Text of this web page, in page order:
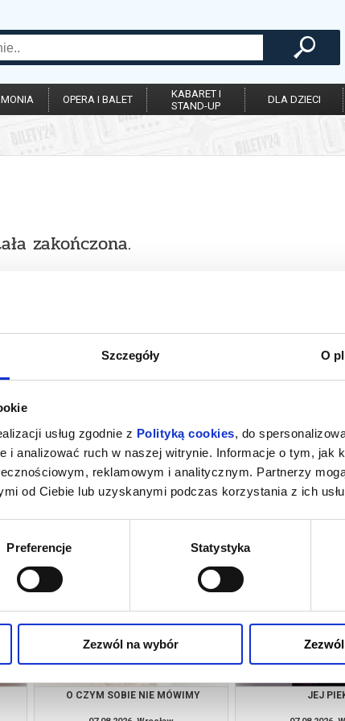
Szczegóły O
usług zgodnie z Polityką cookies, do
i analizować ruch w naszej witrynie. Informacje o tym, jak
reklamowym i analitycznym. Partnerzy
od Ciebie lub uzyskanymi podczas korzystania z ich
Preferencje Statystyka
Zezwól na wybór
OPERA I BALET
KABARET I
STAND-UP
DLA DZIECI
zakończona.
bilet
OJCZYZNA
kup bilet
KANDYDACI
O CZYM SOBIE NIE MÓWIMY JEJ